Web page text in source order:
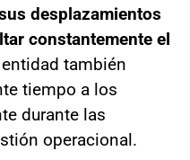
desplazamientos
constantemente el
entidad también
tiempo a los
durante las
operacional.